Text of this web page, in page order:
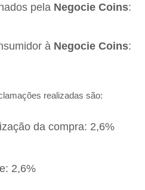
pela Negocie Coins:
à Negocie Coins:
realizadas são:
da compra: 2,6%
2,6%